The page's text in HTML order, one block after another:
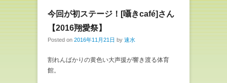
今回が初ステージ！[囁きcafé]さん
【2016翔愛祭】
Posted on 2016年11月21日 by 速水
割れんばかりの黄色い大声援が響き渡る体育
館。